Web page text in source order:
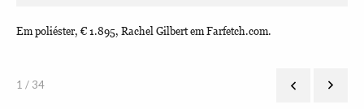
Em poliéster, € 1.895, Rachel Gilbert em Farfetch.com.
1 / 34